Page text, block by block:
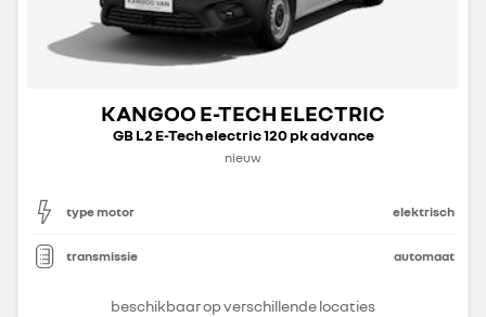
KANGOO E-TECH ELECTRIC
GB L2 E-Tech electric 120 pk advance
nieuw
type motor elektrisch
transmissie automaat
beschikbaar op verschillende locaties